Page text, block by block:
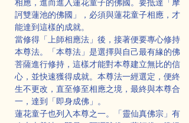
相應，進而進入蓮花童子的佛國。要抵達「摩
訶雙蓮池的佛國」，必須與蓮花童子相應，才
能達到這樣的成就。
當修得「上師相應法」後，接著便要專心修持
本尊法。「本尊法」是選擇與自己最有緣的佛
菩薩進行修持，這樣才能對本尊建立無比的信
心，並快速獲得成就。本尊法一經選定，便終
生不更改，直至修至相應之境，最終與本尊合
一，達到「即身成佛」。
蓮花童子也列入本尊之一。「靈仙真佛宗」有